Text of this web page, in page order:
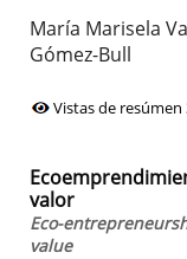
María Marisela
Gómez-Bull
Vistas de resúmen
valor
Eco-
value